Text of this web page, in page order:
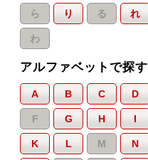
ら り る れ
わ
アルファベットで探す
A B C D
F G H I
K L M N